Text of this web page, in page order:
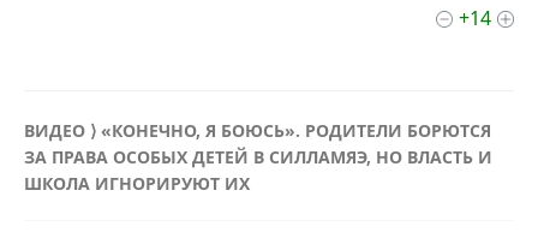
+14
ВИДЕО ⟩ «КОНЕЧНО, Я БОЮСЬ». РОДИТЕЛИ БОРЮТСЯ
ЗА ПРАВА ОСОБЫХ ДЕТЕЙ В СИЛЛАМЯЭ, НО ВЛАСТЬ И
ШКОЛА ИГНОРИРУЮТ ИХ